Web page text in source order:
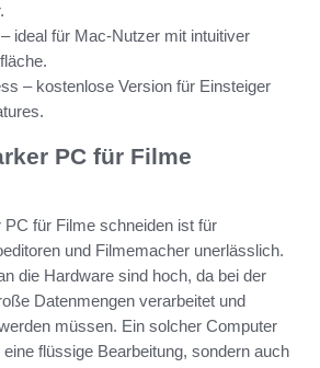
ideal für Mac-Nutzer mit intuitiver
– kostenlose Version für Einsteiger
PC für Filme
für Filme schneiden ist für
und Filmemacher unerlässlich.
die Hardware sind hoch, da bei der
Datenmengen verarbeitet und
müssen. Ein solcher Computer
flüssige Bearbeitung, sondern auch